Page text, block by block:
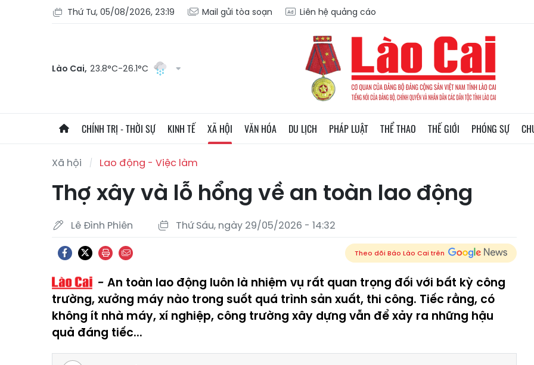
Thứ Tư, 05/08/2026, 23:19 Mail gửi tòa soạn Liên hệ quảng cáo
Lào Cai, 23.8°C-26.1°C
CHÍNH TRỊ - THỜI SỰ KINH TẾ XÃ HỘI VĂN HÓA DU LỊCH PHÁP LUẬT THỂ THAO THẾ GIỚI PHÓNG SỰ
Xã hội Lao động - Việc làm
Thợ xây và lỗ hổng về an toàn lao động
Lê Đình Phiên Thứ Sáu, ngày 29/05/2026 - 14:32
Theo dõi Báo Lào Cai trên
An toàn lao động luôn là nhiệm vụ rất quan trọng đối với bất kỳ công
trường, xưởng máy nào trong suốt quá trình sản xuất, thi công. Tiếc rằng, có
không ít nhà máy, xí nghiệp, công trường xây dựng vẫn để xảy ra những hậu
quả đáng tiếc...